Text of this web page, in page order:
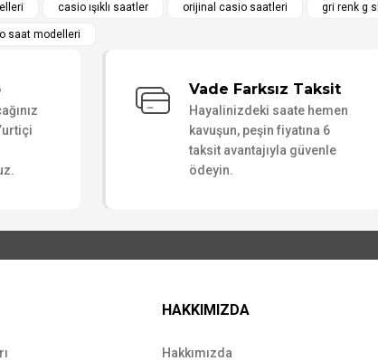
Mat gri kasa ve kordonun tonu o kadar iyi
kolaylığı sağlıyor. Kadranın içindeki detaylar ve akreple
Outdoor aktiviteleri ve günlük spor giyim için kesinlikle
casio ışıklı saatler orijinal casio saatleri gri renk g
saat modelleri
Vade Farksız Taksit
Hayalinizdeki saate hemen
kavuşun, peşin fiyatına 6
taksit avantajıyla güvenle
ödeyin.
HAKKIMIZDA
Hakkımızda